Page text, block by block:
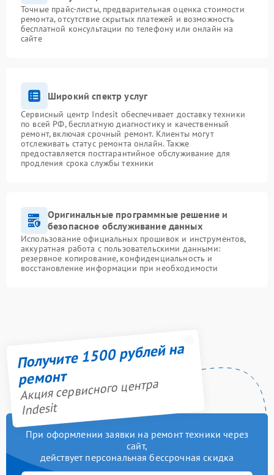
Точные прайс-листы, предварительная оценка стоимости
ремонта, отсутствие скрытых платежей и возможность
бесплатной консультации по телефону или онлайн на
сайте
Широкий спектр услуг
Сервисный центр Indesit обеспечивает доставку техники
по всей РФ, бесплатную диагностику и качественный
ремонт, включая срочный ремонт. Клиенты могут
отслеживать статус ремонта онлайн. Также
предоставляется постгарантийное обслуживание для
продления срока службы техники
Оригинальные программные решение и
безопасное обслуживание данных
Использование официальных прошивок и инструментов,
аккуратная работа с пользовательскими данными:
резервное копирование, конфиденциальность и
восстановление информации при необходимости
Получите 1500 рублей на
ремонт
Акция сервисного центра
Indesit
При оформлении заявки на ремонт техники через
сайт,
действует персональная бессрочная скидка